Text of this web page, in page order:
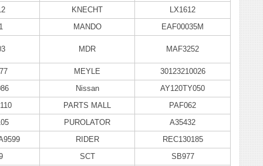
KNECHT
LX1612
MANDO
EAF00035M
MDR MAF3252
MEYLE
30123210026
Nissan
AY120TY050
PARTS MALL
PAF062
PUROLATOR
A35432
RIDER
REC130185
SCT
SB977